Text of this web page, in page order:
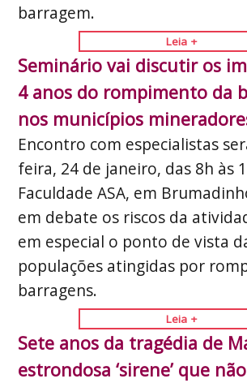
barragem.
Leia +
Seminário vai discutir os
4 anos do rompimento da
nos municípios
Encontro com especialistas
feira, 24 de janeiro, das 8h às
Faculdade ASA, em
em debate os riscos da
em especial o ponto de vista
populações atingidas por
barragens.
Leia +
Sete anos da tragédia de
estrondosa ‘sirene’ que